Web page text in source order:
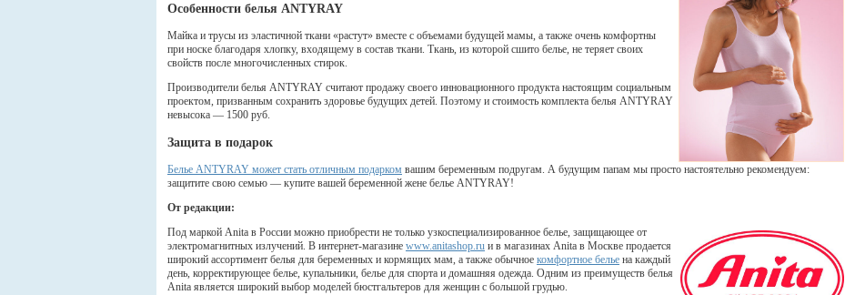
Особенности белья ANTYRAY
Майка и трусы из эластичной ткани «растут» вместе с объемами будущей мамы, а также очень комфортны
при носке благодаря хлопку, входящему в состав ткани. Ткань, из которой сшито белье, не теряет своих
свойств после многочисленных стирок.
Производители белья ANTYRAY считают продажу своего инновационного продукта настоящим социальным
проектом, призванным сохранить здоровье будущих детей. Поэтому и стоимость комплекта белья ANTYRAY
невысока — 1500 руб.
Защита в подарок
Белье ANTYRAY может стать отличным подарком вашим беременным подругам. А будущим папам мы просто настоятельно рекомендуем:
защитите свою семью — купите вашей беременной жене белье ANTYRAY!
От редакции:
Под маркой Anita в России можно приобрести не только узкоспециализированное белье, защищающее от
электромагнитных излучений. В интернет-магазине www.anitashop.ru и в магазинах Anita в Москве продается
широкий ассортимент белья для беременных и кормящих мам, а также обычное комфортное белье на каждый
день, корректирующее белье, купальники, белье для спорта и домашняя одежда. Одним из преимуществ белья
Anita является широкий выбор моделей бюстгальтеров для женщин с большой грудью.